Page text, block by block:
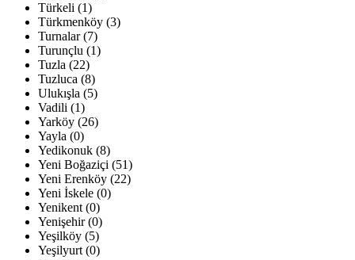
Türkeli (1)
Türkmenköy (3)
Turnalar (7)
Turunçlu (1)
Tuzla (22)
Tuzluca (8)
Ulukışla (5)
Vadili (1)
Yarköy (26)
Yayla (0)
Yedikonuk (8)
Yeni Boğaziçi (51)
Yeni Erenköy (22)
Yeni İskele (0)
Yenikent (0)
Yenişehir (0)
Yeşilköy (5)
Yeşilyurt (0)